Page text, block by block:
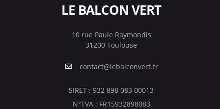
LE BALCON VERT
10 rue Paule Raymondis
31200 Toulouse
contact@lebalconvert.fr
SIRET : 932 898 083 00013
N°TVA : FR15932898083